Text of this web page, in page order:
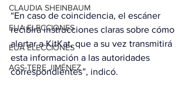
CLAUDIA SHEINBAUM
EUA ELECCIONES
EUA ELECCIONES
AGS-TERE JIMÉNEZ
“En caso de coincidencia, el escáner
recibirá instrucciones claras sobre cómo
alertar a KitKat, que a su vez transmitirá
esta información a las autoridades
correspondientes”, indicó.